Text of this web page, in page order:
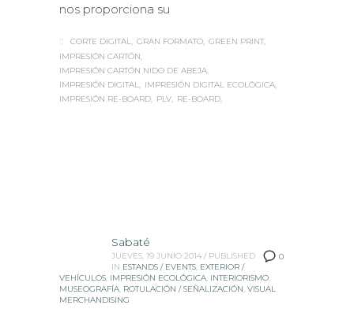
nos proporciona su
CORTE DIGITAL GRAN FORMATO GREEN PRINT
IMPRESIÓN CARTÓN
IMPRESIÓN CARTÓN NIDO DE ABEJA
IMPRESIÓN DIGITAL
IMPRESIÓN DIGITAL ECOLÓGICA
IMPRESIÓN RE-BOARD
PLV RE-BOARD
0
Sabaté
JUEVES, 19 JUNIO 2014 / PUBLISHED
IN ESTANDS / EVENTS EXTERIOR /
VEHÍCULOS IMPRESIÓN ECOLÓGICA INTERIORISMO
MUSEOGRAFÍA ROTULACIÓN / SEÑALIZACIÓN VISUAL
MERCHANDISING